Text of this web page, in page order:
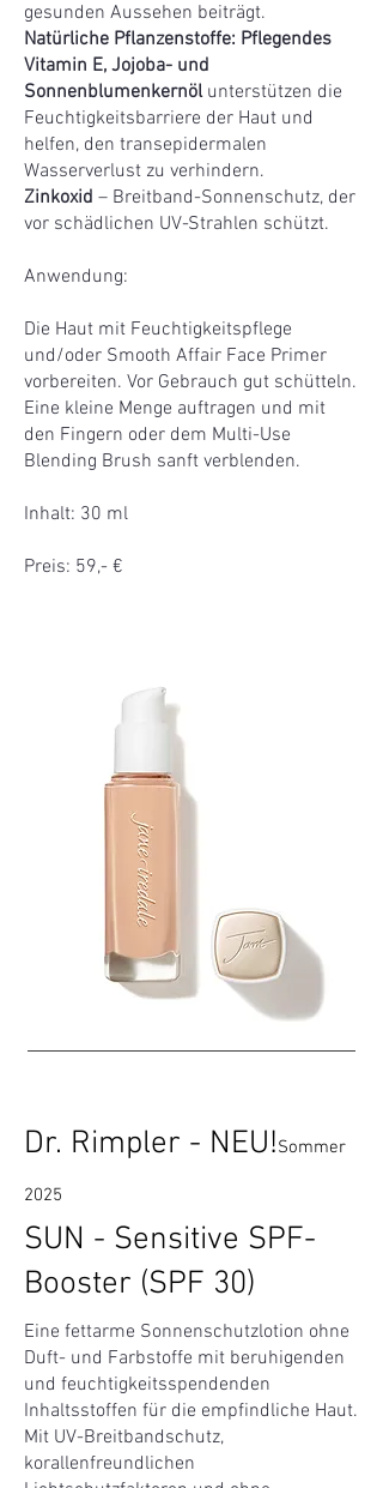
gesunden Aussehen beiträgt.
Natürliche Pflanzenstoffe: Pflegendes
Vitamin E, Jojoba- und
Sonnenblumenkernölunterstützen die
Feuchtigkeitsbarriere der Haut und
helfen, den transepidermalen
Wasserverlust zu verhindern.
Zinkoxid – Breitband-Sonnenschutz, der
vor schädlichen UV-Strahlen schützt.
Anwendung:
Die Haut mit Feuchtigkeitspflege
und/oder Smooth Affair Face Primer
vorbereiten. Vor Gebrauch gut schütteln.
Eine kleine Menge auftragen und mit
den Fingern oder dem Multi-Use
Blending Brush sanft verblenden.
Inhalt: 30 ml
Preis: 59,- €
Dr. Rimpler - NEU!Sommer
2025
SUN - Sensitive SPF-
Booster (SPF 30)
Eine fettarme Sonnenschutzlotion ohne
Duft- und Farbstoffe mit beruhigenden
und feuchtigkeitsspendenden
Inhaltsstoffen für die empfindliche Haut.
Mit UV-Breitbandschutz,
korallenfreundlichen